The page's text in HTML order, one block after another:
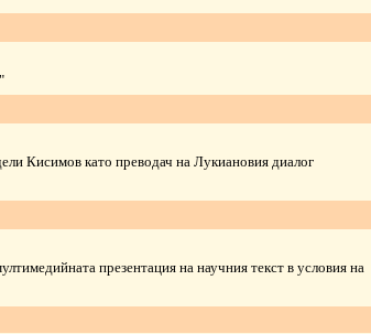
Кисимов като преводач на Лукиановия диалог
презентация на научния текст в условия на